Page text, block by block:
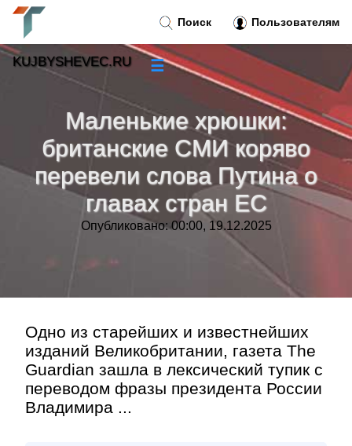
Маленькие хрюшки:
британские СМИ коряво
перевели слова Путина о
главах стран ЕС
Опубликовано: 00:00, 19.12.2025
Одно из старейших и известнейших
изданий Великобритании, газета The
Guardian зашла в лексический тупик с
переводом фразы президента России
Владимира ...
Поиск Пользователям
KUJBYSHEVEC.RU ☰
Новости
Тренды новостей »
Рубрики»
»